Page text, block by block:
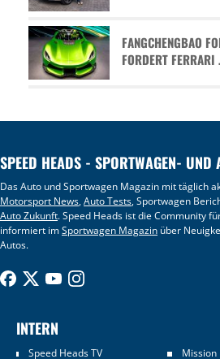
FANGCHENGBAO
FORDERT
SPEED HEADS - SPORTWAGEN- UND
Das Auto und Sportwagen Magazin mit täglich
Motorsport News,Auto Tests, Sportwagen
Auto Zukunft. Speed Heads ist die Community
informiert imSportwagen Magazin über
Autos.
INTERN
Speed Heads TV Mission